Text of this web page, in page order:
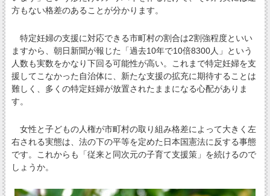
方もない格差のあることが分かります。
特定妊婦の支援に対応できる市町村の割合は2割強程度といい
ますから、朝日新聞が報じた「過去10年で10倍8300人」という
人数も実数をかなり下回る可能性が高い。これまで特定妊婦を支
援してこなかった自治体に、新たな支援の拡充に期待することは
難しく、多くの特定妊婦が放置されたままになる心配がありま
す。
女性と子どもの人権が市町村の取り組み格差によって大きく左
右される実態は、法の下の平等を定めた日本国憲法に反する事態
です。これからも「従来と同次元の子育て支援策」を続けるので
しょうか。